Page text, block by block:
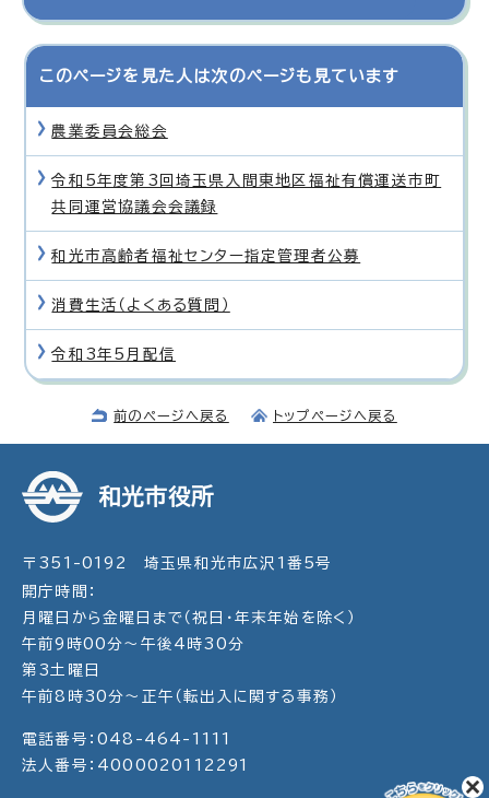
このページを見た人は次のページも見ています
農業委員会総会
令和5年度第3回埼玉県入間東地区福祉有償運送市町
共同運営協議会会議録
和光市高齢者福祉センター指定管理者公募
消費生活（よくある質問）
令和3年5月配信
前のページへ戻る トップページへ戻る
和光市役所
〒351-0192 埼玉県和光市広沢1番5号
開庁時間：
月曜日から金曜日まで（祝日・年末年始を除く）
午前9時00分～午後4時30分
第3土曜日
午前8時30分～正午（転出入に関する事務）
電話番号：048-464-1111
法人番号：4000020112291